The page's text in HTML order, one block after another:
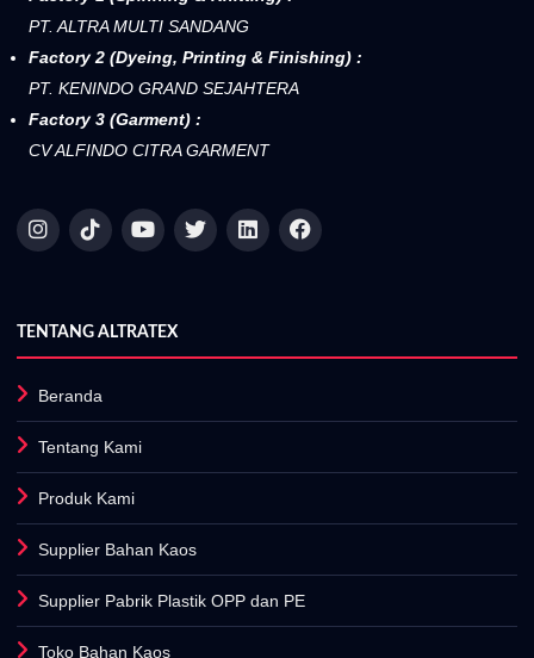
PT. ALTRA MULTI SANDANG
Factory 2 (Dyeing, Printing & Finishing) :
PT. KENINDO GRAND SEJAHTERA
Factory 3 (Garment) :
CV ALFINDO CITRA GARMENT
TENTANG ALTRATEX
Beranda
Tentang Kami
Produk Kami
Supplier Bahan Kaos
Supplier Pabrik Plastik OPP dan PE
Toko Bahan Kaos